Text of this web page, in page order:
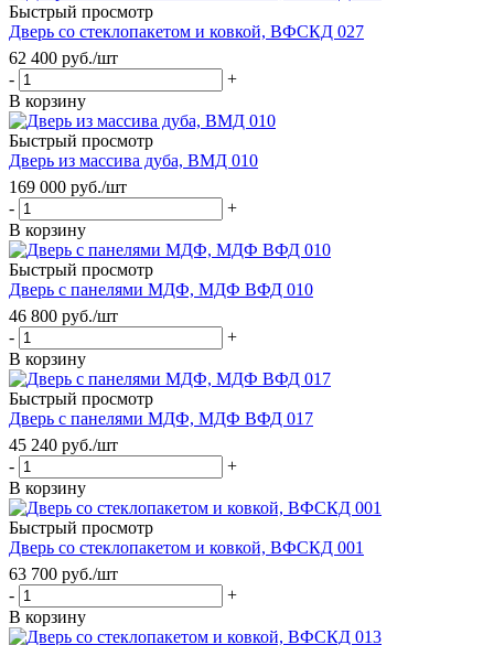
Быстрый просмотр
Дверь со стеклопакетом и ковкой, ВФСКД 027
62 400 руб./шт
-
+
В корзину
Быстрый просмотр
Дверь из массива дуба, ВМД 010
169 000 руб./шт
-
+
В корзину
Быстрый просмотр
Дверь с панелями МДФ, МДФ ВФД 010
46 800 руб./шт
-
+
В корзину
Быстрый просмотр
Дверь с панелями МДФ, МДФ ВФД 017
45 240 руб./шт
-
+
В корзину
Быстрый просмотр
Дверь со стеклопакетом и ковкой, ВФСКД 001
63 700 руб./шт
-
+
В корзину